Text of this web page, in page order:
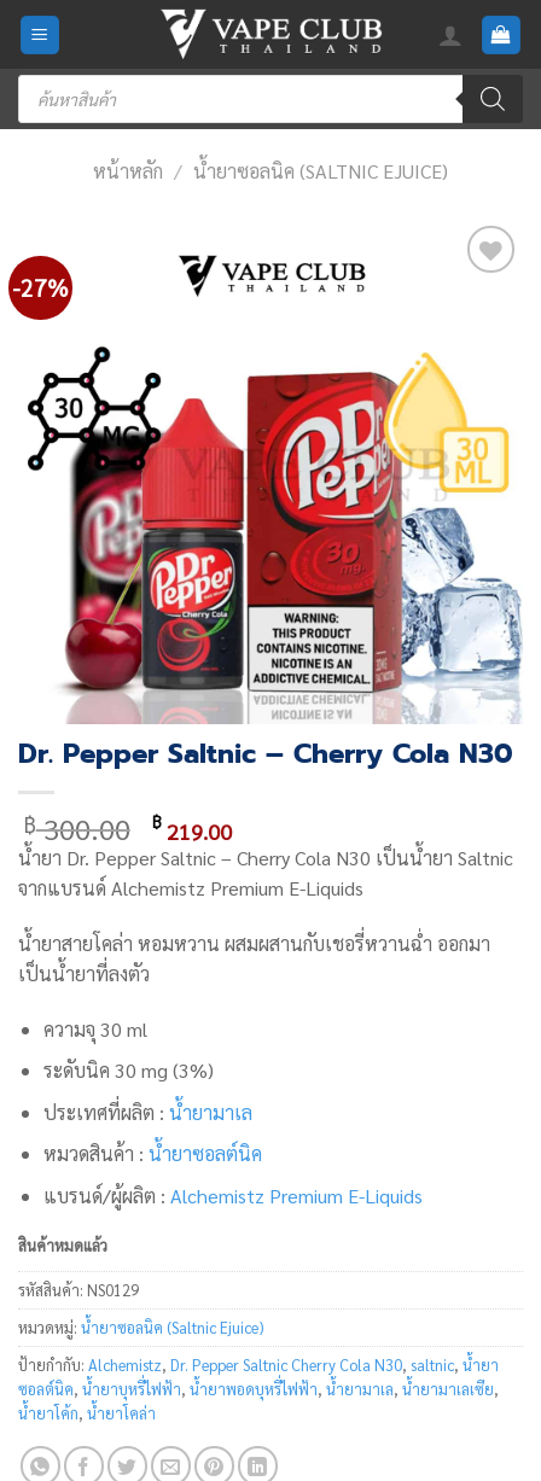
Skip
content
Products
search
หน้าหลัก / น้ำยาซอลนิค (SALTNIC EJUICE)
-27%
Dr. Pepper Saltnic – Cherry Cola N30
฿300.00 Original
price
was:
฿219.00Current
price
is:
น้ำยา Dr. Pepper Saltnic – Cherry Cola N30 เป็นน้ำยา Saltnic
จากแบรนด์ Alchemistz Premium E-Liquids
น้ำยาสายโคล่า หอมหวาน ผสมผสานกับเชอรี่หวานฉ่ำ ออกมา
เป็นน้ำยาที่ลงตัว
ความจุ 30 ml
ระดับนิค 30 mg (3%)
ประเทศที่ผลิต : น้ำยามาเล
หมวดสินค้า : น้ำยาซอลต์นิค
แบรนด์/ผู้ผลิต : Alchemistz Premium E-Liquids
สินค้าหมดแล้ว
รหัสสินค้า: NS0129
หมวดหมู่: น้ำยาซอลนิค (Saltnic Ejuice)
ป้ายกำกับ: Alchemistz, Dr. Pepper Saltnic Cherry Cola N30, saltnic, น้ำยา
ซอลต์นิค, น้ำยาบุหรี่ไฟฟ้า, น้ำยาพอดบุหรี่ไฟฟ้า, น้ำยามาเล, น้ำยามาเลเซีย,
น้ำยาโค้ก, น้ำยาโคล่า